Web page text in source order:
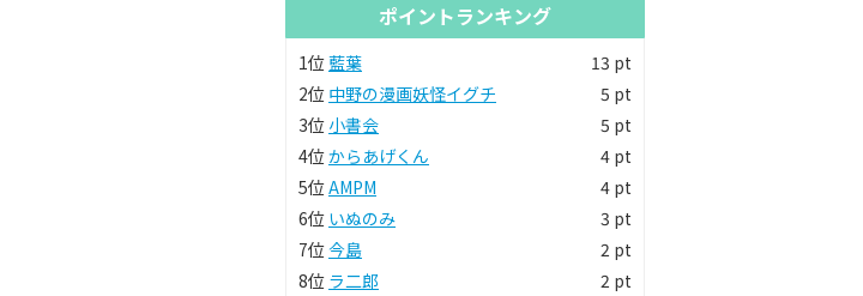
ポイントランキング
1位藍葉
13 pt
2位 中野の漫画妖怪イグチ
5 pt
3位 小書会
5 pt
4位からあげくん
4 pt
5位AMPM
4 pt
6位 いぬのみ
3 pt
7位今島
2 pt
8位 ラ二郎
2 pt